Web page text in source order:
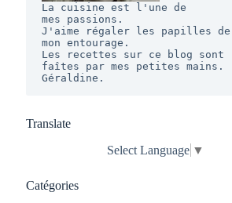
La cuisine est l'une de
mes passions.
J'aime régaler les papilles de
mon entourage.
Les recettes sur ce blog sont
faîtes par mes petites mains.
Géraldine.
Translate
Select Language ▼
Catégories